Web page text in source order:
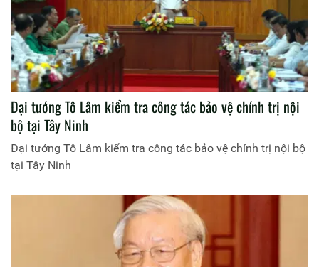
Đại tướng Tô Lâm kiểm tra công tác bảo vệ chính trị nội
bộ tại Tây Ninh
Đại tướng Tô Lâm kiểm tra công tác bảo vệ chính trị nội bộ
tại Tây Ninh